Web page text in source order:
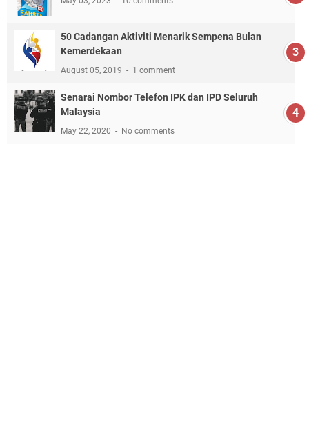
50 Cadangan Aktiviti Menarik Sempena Bulan
Kemerdekaan
August 05, 2019 1 comment
Senarai Nombor Telefon IPK dan IPD Seluruh
Malaysia
May 22, 2020 No comments